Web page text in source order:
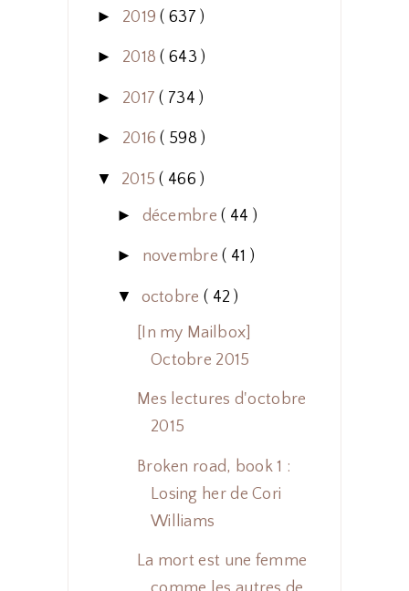
► 2019( 637 )
► 2018( 643 )
► 2017( 734 )
► 2016( 598 )
▼ 2015( 466 )
► décembre( 44 )
► novembre( 41 )
▼ octobre ( 42 )
[In my Mailbox]
Octobre 2015
Mes lectures d'octobre
2015
Broken road, book 1 :
Losing her de Cori
Williams
La mort est une femme